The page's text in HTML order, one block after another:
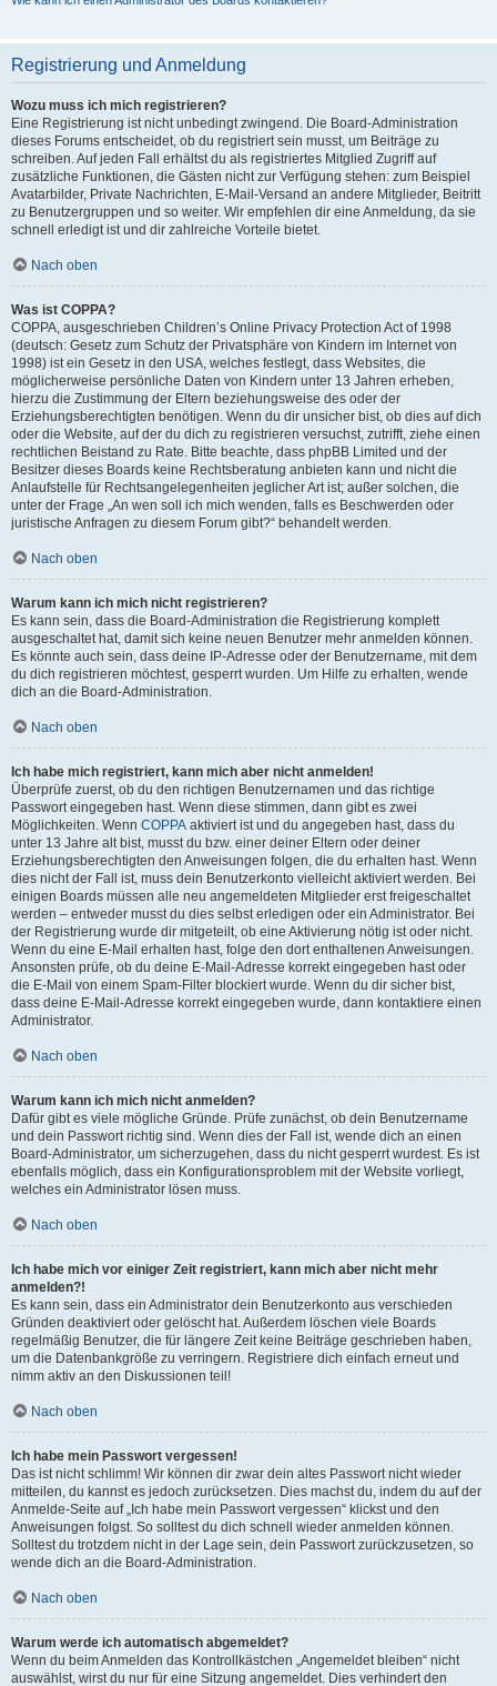
Registrierung und Anmeldung
Wozu muss ich mich registrieren?
Eine Registrierung ist nicht unbedingt zwingend. Die Board-Administration
dieses Forums entscheidet, ob du registriert sein musst, um Beiträge zu
schreiben. Auf jeden Fall erhältst du als registriertes Mitglied Zugriff auf
zusätzliche Funktionen, die Gästen nicht zur Verfügung stehen: zum Beispiel
Avatarbilder, Private Nachrichten, E-Mail-Versand an andere Mitglieder, Beitritt
zu Benutzergruppen und so weiter. Wir empfehlen dir eine Anmeldung, da sie
schnell erledigt ist und dir zahlreiche Vorteile bietet.
Nach oben
Was ist COPPA?
COPPA, ausgeschrieben Children’s Online Privacy Protection Act of 1998
(deutsch: Gesetz zum Schutz der Privatsphäre von Kindern im Internet von
1998) ist ein Gesetz in den USA, welches festlegt, dass Websites, die
möglicherweise persönliche Daten von Kindern unter 13 Jahren erheben,
hierzu die Zustimmung der Eltern beziehungsweise des oder der
Erziehungsberechtigten benötigen. Wenn du dir unsicher bist, ob dies auf dich
oder die Website, auf der du dich zu registrieren versuchst, zutrifft, ziehe einen
rechtlichen Beistand zu Rate. Bitte beachte, dass phpBB Limited und der
Besitzer dieses Boards keine Rechtsberatung anbieten kann und nicht die
Anlaufstelle für Rechtsangelegenheiten jeglicher Art ist; außer solchen, die
unter der Frage „An wen soll ich mich wenden, falls es Beschwerden oder
juristische Anfragen zu diesem Forum gibt?“ behandelt werden.
Nach oben
Warum kann ich mich nicht registrieren?
Es kann sein, dass die Board-Administration die Registrierung komplett
ausgeschaltet hat, damit sich keine neuen Benutzer mehr anmelden können.
Es könnte auch sein, dass deine IP-Adresse oder der Benutzername, mit dem
du dich registrieren möchtest, gesperrt wurden. Um Hilfe zu erhalten, wende
dich an die Board-Administration.
Nach oben
Ich habe mich registriert, kann mich aber nicht anmelden!
Überprüfe zuerst, ob du den richtigen Benutzernamen und das richtige
Passwort eingegeben hast. Wenn diese stimmen, dann gibt es zwei
Möglichkeiten. Wenn COPPA aktiviert ist und du angegeben hast, dass du
unter 13 Jahre alt bist, musst du bzw. einer deiner Eltern oder deiner
Erziehungsberechtigten den Anweisungen folgen, die du erhalten hast. Wenn
dies nicht der Fall ist, muss dein Benutzerkonto vielleicht aktiviert werden. Bei
einigen Boards müssen alle neu angemeldeten Mitglieder erst freigeschaltet
werden – entweder musst du dies selbst erledigen oder ein Administrator. Bei
der Registrierung wurde dir mitgeteilt, ob eine Aktivierung nötig ist oder nicht.
Wenn du eine E-Mail erhalten hast, folge den dort enthaltenen Anweisungen.
Ansonsten prüfe, ob du deine E-Mail-Adresse korrekt eingegeben hast oder
die E-Mail von einem Spam-Filter blockiert wurde. Wenn du dir sicher bist,
dass deine E-Mail-Adresse korrekt eingegeben wurde, dann kontaktiere einen
Administrator.
Nach oben
Warum kann ich mich nicht anmelden?
Dafür gibt es viele mögliche Gründe. Prüfe zunächst, ob dein Benutzername
und dein Passwort richtig sind. Wenn dies der Fall ist, wende dich an einen
Board-Administrator, um sicherzugehen, dass du nicht gesperrt wurdest. Es ist
ebenfalls möglich, dass ein Konfigurationsproblem mit der Website vorliegt,
welches ein Administrator lösen muss.
Nach oben
Ich habe mich vor einiger Zeit registriert, kann mich aber nicht mehr
anmelden?!
Es kann sein, dass ein Administrator dein Benutzerkonto aus verschieden
Gründen deaktiviert oder gelöscht hat. Außerdem löschen viele Boards
regelmäßig Benutzer, die für längere Zeit keine Beiträge geschrieben haben,
um die Datenbankgröße zu verringern. Registriere dich einfach erneut und
nimm aktiv an den Diskussionen teil!
Nach oben
Ich habe mein Passwort vergessen!
Das ist nicht schlimm! Wir können dir zwar dein altes Passwort nicht wieder
mitteilen, du kannst es jedoch zurücksetzen. Dies machst du, indem du auf der
Anmelde-Seite auf „Ich habe mein Passwort vergessen“ klickst und den
Anweisungen folgst. So solltest du dich schnell wieder anmelden können.
Solltest du trotzdem nicht in der Lage sein, dein Passwort zurückzusetzen, so
wende dich an die Board-Administration.
Nach oben
Warum werde ich automatisch abgemeldet?
Wenn du beim Anmelden das Kontrollkästchen „Angemeldet bleiben“ nicht
auswählst, wirst du nur für eine Sitzung angemeldet. Dies verhindert den